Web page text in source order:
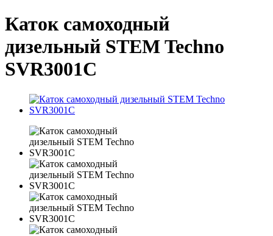
Каток самоходный
дизельный STEM Techno
SVR3001C